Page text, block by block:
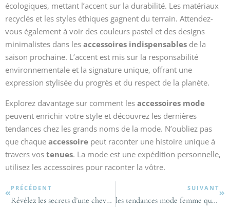
écologiques, mettant l’accent sur la durabilité. Les matériaux
recyclés et les styles éthiques gagnent du terrain. Attendez-
vous également à voir des couleurs pastel et des designs
minimalistes dans les accessoires indispensables de la
saison prochaine. L’accent est mis sur la responsabilité
environnementale et la signature unique, offrant une
expression stylisée du progrès et du respect de la planète.
Explorez davantage sur comment les accessoires mode
peuvent enrichir votre style et découvrez les dernières
tendances chez les grands noms de la mode. N’oubliez pas
que chaque accessoire peut raconter une histoire unique à
travers vos tenues. La mode est une expédition personnelle,
utilisez les accessoires pour raconter la vôtre.
PRÉCÉDENT
Révélez les secrets d’une chevelure éclatante avec des soins naturels surprenants
SUIVANT
les tendances mode femme qui vont vous surprendre cette saison